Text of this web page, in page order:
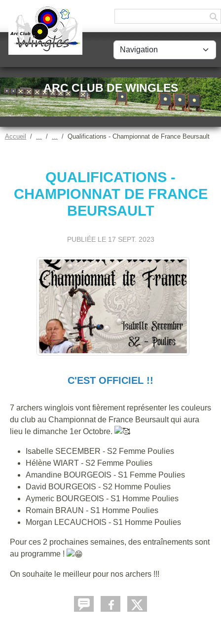
ARC CLUB DE WINGLES
Accueil Qualifications - Championnat de France Beursault
QUALIFICATIONS -
CHAMPIONNAT DE FRANCE
BEURSAULT
PUBLIÉE LE 17 SEPT. 2023
C'EST OFFICIEL !!
7 archers winglois vont fièrement représenter les couleurs
du club au Championnat de France Beursault qui aura
lieu le dimanche 1er Octobre.
Isabelle SECEMBER - S2 Femme Poulies
Hélène WIART - S2 Femme Poulies
Amandine BOURGEOIS - S1 Femme Poulies
David BOURGEOIS - S2 Homme Poulies
Aymeric BOURGEOIS - S1 Homme Poulies
Romain BRAUN - S1 Homme Poulies
Morgan LECAUCHOIS - S1 Homme Poulies
Pour ces 2 prochaines semaines, des entraînements sont
au programme !
On souhaite le meilleur pour nos archers !!!
Panneau de gestion des cookies